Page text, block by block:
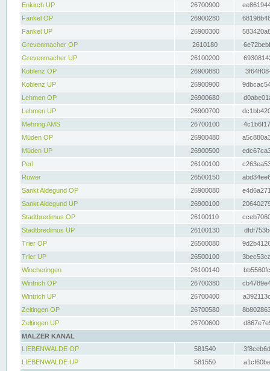
Enkirch UP
26700900
Fankel OP
26900280
Fankel UP
26900300
Grevenmacher OP
2610180
Grevenmacher UP
26100200
Koblenz OP
26900880
Koblenz UP
26900900
Lehmen OP
26900680
Lehmen UP
26900700
Mehring AMS
26700100
Müden OP
26900480
Müden UP
26900500
Perl
26100100
Ruwer
26500150
Sankt Aldegund OP
26900080
Sankt Aldegund UP
26900100
Stadtbredimus OP
26100110
Stadtbredimus UP
26100130
Trier OP
26500080
Trier UP
26500100
Wincheringen
26100140
Wintrich OP
26700380
Wintrich UP
26700400
Zeltingen OP
26700580
Zeltingen UP
26700600
MALZER KANAL
LIEBENWALDE OP
581540
LIEBENWALDE UP
581550